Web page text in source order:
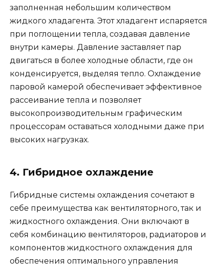
заполненная небольшим количеством
жидкого хладагента. Этот хладагент испаряется
при поглощении тепла, создавая давление
внутри камеры. Давление заставляет пар
двигаться в более холодные области, где он
конденсируется, выделяя тепло. Охлаждение
паровой камерой обеспечивает эффективное
рассеивание тепла и позволяет
высокопроизводительным графическим
процессорам оставаться холодными даже при
высоких нагрузках.
4. Гибридное охлаждение
Гибридные системы охлаждения сочетают в
себе преимущества как вентиляторного, так и
жидкостного охлаждения. Они включают в
себя комбинацию вентиляторов, радиаторов и
компонентов жидкостного охлаждения для
обеспечения оптимального управления